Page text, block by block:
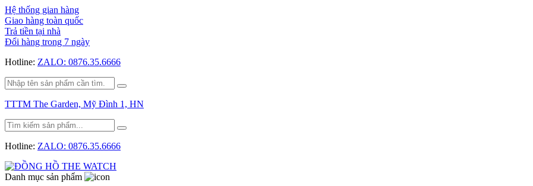
Hệ thống gian hàng
Giao hàng toàn quốc
Trả tiền tại nhà
Đổi hàng trong 7 ngày
Hotline: ZALO: 0876.35.6666
TTTM The Garden, Mỹ Đình 1, HN
Hotline: ZALO: 0876.35.6666
Danh mục sản phẩm